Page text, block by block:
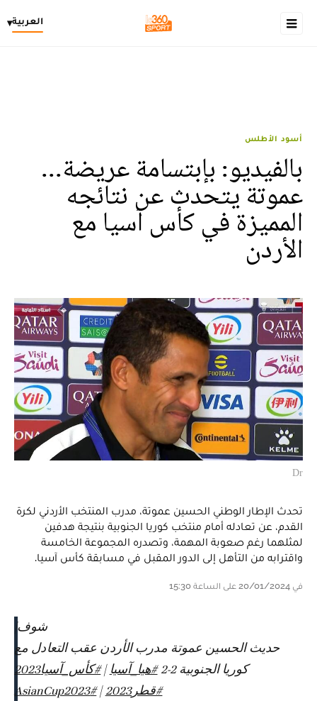
العربية▾
أسود الأطلس
بالفيديو: بإبتسامة عريضة...
عموتة يتحدث عن نتائجه
المميزة في كأس آسيا مع
الأردن
Dr
تحدث الإطار الوطني الحسين عموتة، مدرب المنتخب الأردني لكرة
القدم، عن تعادله أمام منتخب كوريا الجنوبية بنتيجة هدفين
لمثلهما رغم صعوبة المهمة، وتصدره المجموعة الخامسة
واقترابه من التأهل إلى الدور المقبل في مسابقة كأس آسيا.
في 20/01/2024 على الساعة 15:30
شوف|
حديث الحسين عموتة مدرب الأردن عقب التعادل مع
كوريا الجنوبية 2-2
#هيا_آسيا |#كأس_آسيا2023
#قطر2023
|
#AsianCup2023